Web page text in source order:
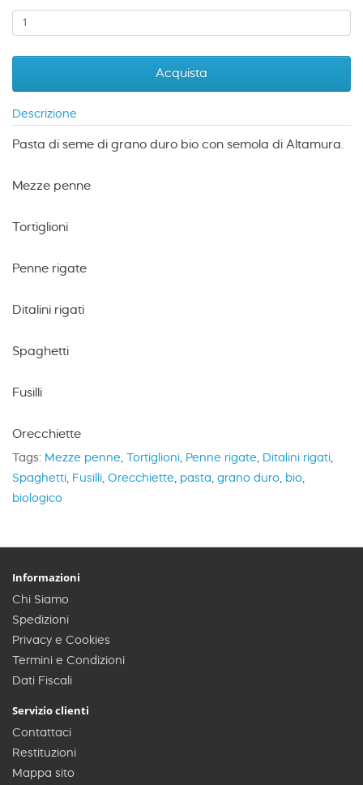
Acquista
Descrizione
Pasta di seme di grano duro bio con semola di Altamura.
Mezze penne
Tortiglioni
Penne rigate
Ditalini rigati
Spaghetti
Fusilli
Orecchiette
Tags: Mezze penne, Tortiglioni, Penne rigate, Ditalini rigati,
Spaghetti, Fusilli, Orecchiette, pasta, grano duro, bio,
biologico
Informazioni
Chi Siamo
Spedizioni
Privacy e Cookies
Termini e Condizioni
Dati Fiscali
Servizio clienti
Contattaci
Restituzioni
Mappa sito